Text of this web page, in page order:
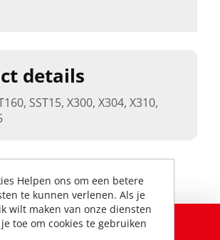
details
SST15, X300, X304, X310,
Helpen ons om een betere
te kunnen verlenen. Als je
wilt maken van onze diensten
toe om cookies te gebruiken